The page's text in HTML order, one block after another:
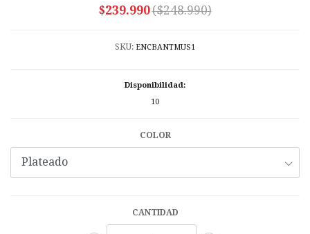
$239.990($248.990)
SKU: ENCBANTMUS1
Disponibilidad:
10
COLOR
CANTIDAD